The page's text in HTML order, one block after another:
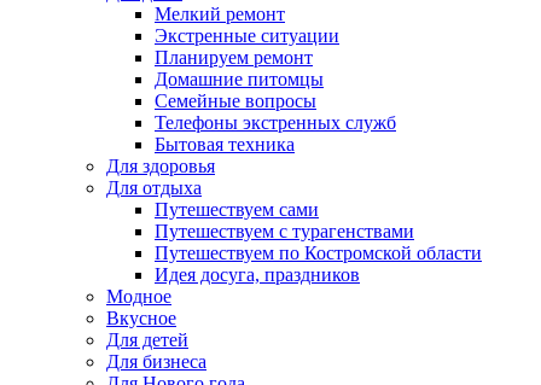
Мелкий ремонт
Экстренные ситуации
Планируем ремонт
Домашние питомцы
Семейные вопросы
Телефоны экстренных служб
Бытовая техника
Для здоровья
Для отдыха
Путешествуем сами
Путешествуем с турагенствами
Путешествуем по Костромской области
Идея досуга, праздников
Модное
Вкусное
Для детей
Для бизнеса